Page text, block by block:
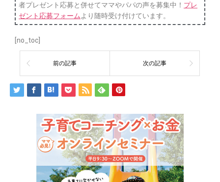
者プレゼント応募と併せてママやパパの声を募集中！ プレ
ゼント応募フォーム より随時受け付けています。
[no_toc]
前の記事 次の記事